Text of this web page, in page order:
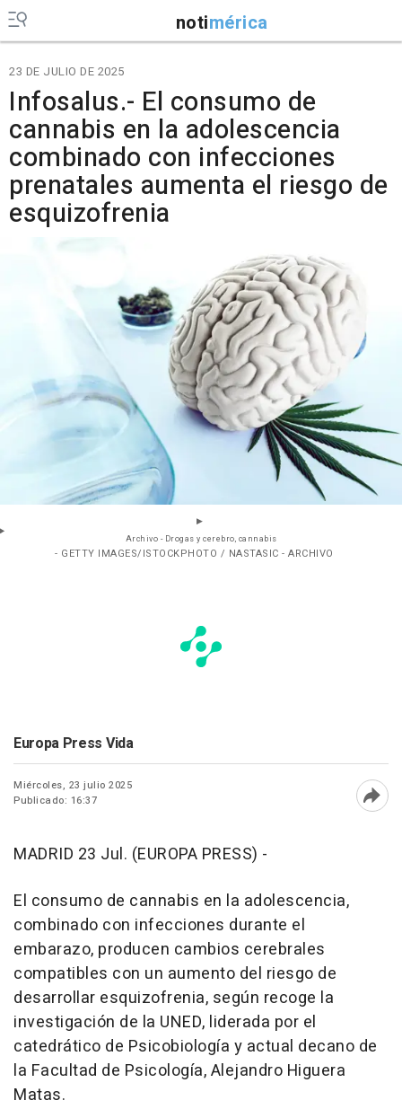
notimérica
23 DE JULIO DE 2025
Infosalus.- El consumo de
cannabis en la adolescencia
combinado con infecciones
prenatales aumenta el riesgo de
esquizofrenia
Archivo - Drogas y cerebro, cannabis
- GETTY IMAGES/ISTOCKPHOTO / NASTASIC - ARCHIVO
Europa Press Vida
Miércoles, 23 julio 2025
Publicado: 16:37
MADRID 23 Jul. (EUROPA PRESS) -
El consumo de cannabis en la adolescencia,
combinado con infecciones durante el
embarazo, producen cambios cerebrales
compatibles con un aumento del riesgo de
desarrollar esquizofrenia, según recoge la
investigación de la UNED, liderada por el
catedrático de Psicobiología y actual decano de
la Facultad de Psicología, Alejandro Higuera
Matas.